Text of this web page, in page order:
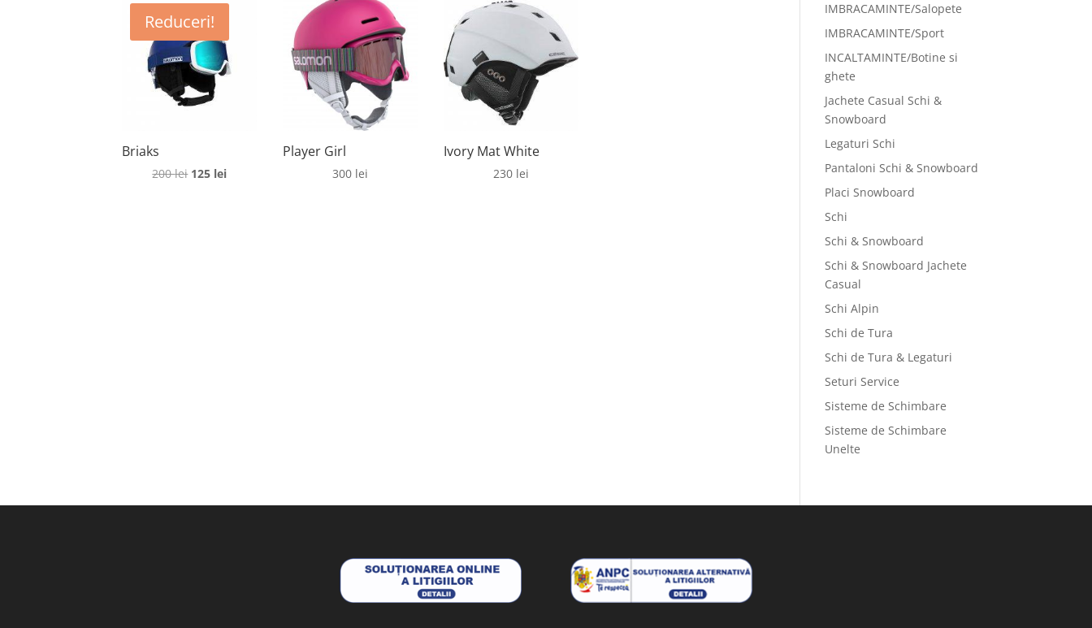
Reduceri!
Briaks
200lei Prețul
125 leiPrețul
Player Girl
300 lei
Ivory Mat White
230 lei
IMBRACAMINTE/Salopete
IMBRACAMINTE/Sport
INCALTAMINTE/Botine si
ghete
Jachete Casual Schi &
Snowboard
Legaturi Schi
Pantaloni Schi & Snowboard
Placi Snowboard
Schi
Schi & Snowboard
Schi & Snowboard Jachete
Casual
Schi Alpin
Schi de Tura
Schi de Tura & Legaturi
Seturi Service
Sisteme de Schimbare
Sisteme de Schimbare
Unelte